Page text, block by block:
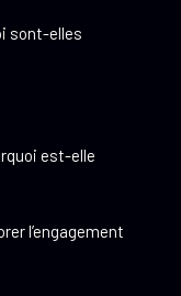
sont-elles
est-elle
l’engagement